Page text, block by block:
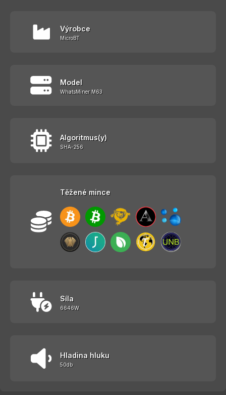
Výrobce
MicroBT
Model
WhatsMiner M63
Algoritmus(y)
SHA-256
Těžené mince
Síla
6646W
Hladina hluku
50db